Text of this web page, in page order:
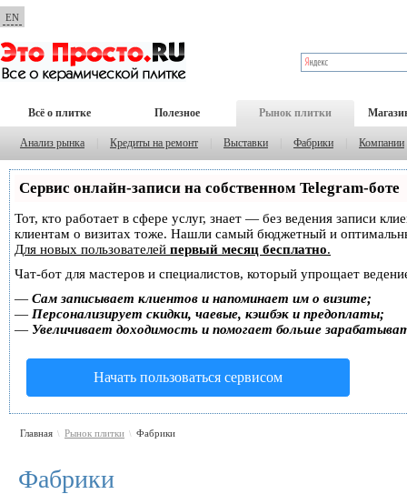
EN
Всё о плитке Полезное Рынок плитки
Анализ рынка Кредиты на ремонт Выставки Фабрики Компании
Сервис онлайн-записи на собственном Telegram-боте
Тот, кто работает в сфере услуг, знает — без ведения записи
клиентам о визитах тоже. Нашли самый бюджетный и
Для новых пользователей первый месяц бесплатно.
Чат-бот для мастеров и специалистов, который упрощает
— Сам записывает клиентов и напоминает им о визите;
— Персонализирует скидки, чаевые, кэшбэк и предоплаты;
— Увеличивает доходимость и помогает больше
Начать пользоваться сервисом
Главная \ Рынок плитки \ Фабрики
Фабрики